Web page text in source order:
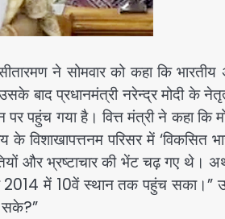
सीतारमण ने सोमवार को कहा कि
बाद प्रधानमंत्री नरेन्द्र मोदी के
पहुंच गया है। वित्त मंत्री ने कहा कि
के विशाखापत्तनम परिसर में ‘विकसित
और भ्रष्टाचार की भेंट चढ़ गए थे।
में 10वें स्थान तक पहुंच सका।”
सके?”